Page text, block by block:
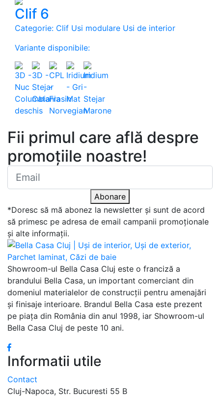
Clif 6
Categorie: Clif Usi modulare Usi de interior
Variante disponibile:
Fii primul care află despre
promoțiile noastre!
Abonare
*Doresc să mă abonez la newsletter și sunt de acord
să primesc pe adresa de email campanii promoționale
și alte informații.
Showroom-ul Bella Casa Cluj este o franciză a
brandului Bella Casa, un important comerciant din
domeniul materialelor de construcții pentru amenajări
și finisaje interioare. Brandul Bella Casa este prezent
pe piața din România din anul 1998, iar Showroom-ul
Bella Casa Cluj de peste 10 ani.
Informatii utile
Contact
Cluj-Napoca, Str. Bucuresti 55 B